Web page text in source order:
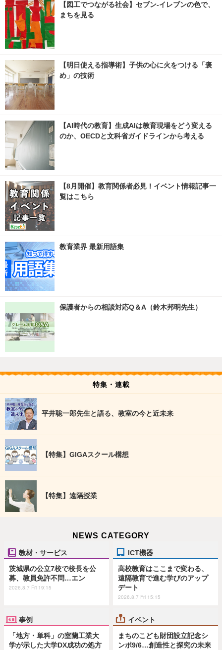
【図工でつながる社会】セブン‐イレブンの色で、
まちを見る
【明日使える指導術】子供の心に火をつける「褒
め」の技術
【AI時代の教育】生成AIは教育現場をどう変える
のか、OECDと文科省ガイドラインから考える
【8月開催】教育関係者必見！イベント情報記事一
覧はこちら
教育業界 最新用語集
保護者からの相談対応Q＆A（鈴木邦明先生）
特集・連載
平井聡一郎先生と語る、教室の今と近未来
【特集】GIGAスクール構想
【特集】遠隔授業
NEWS CATEGORY
教材・サービス
茨城県の公立7校で校長を公
募、教員免許不問…エン
2026.8.7 Fri 19:15
ICT機器
高校教育はここまで変わる、
遠隔教育で進む学びのアップ
デート
2026.8.7 Fri 15:15
事例
「地方・単科」の室蘭工業大
学が示した大学DX成功の処方
イベント
まちのこども財団設立記念シ
ンポ9/6…創造性と探究の未来